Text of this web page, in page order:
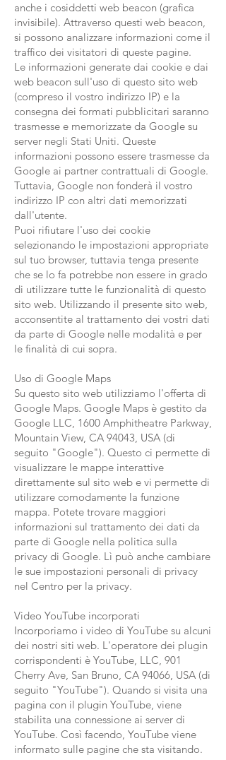
anche i cosiddetti web beacon (grafica
invisibile). Attraverso questi web beacon,
si possono analizzare informazioni come il
traffico dei visitatori di queste pagine.
Le informazioni generate dai cookie e dai
web beacon sull'uso di questo sito web
(compreso il vostro indirizzo IP) e la
consegna dei formati pubblicitari saranno
trasmesse e memorizzate da Google su
server negli Stati Uniti. Queste
informazioni possono essere trasmesse da
Google ai partner contrattuali di Google.
Tuttavia, Google non fonderà il vostro
indirizzo IP con altri dati memorizzati
dall'utente.
Puoi rifiutare l'uso dei cookie
selezionando le impostazioni appropriate
sul tuo browser, tuttavia tenga presente
che se lo fa potrebbe non essere in grado
di utilizzare tutte le funzionalità di questo
sito web. Utilizzando il presente sito web,
acconsentite al trattamento dei vostri dati
da parte di Google nelle modalità e per
le finalità di cui sopra.
Uso di Google Maps
Su questo sito web utilizziamo l'offerta di
Google Maps. Google Maps è gestito da
Google LLC, 1600 Amphitheatre Parkway,
Mountain View, CA 94043, USA (di
seguito "Google"). Questo ci permette di
visualizzare le mappe interattive
direttamente sul sito web e vi permette di
utilizzare comodamente la funzione
mappa. Potete trovare maggiori
informazioni sul trattamento dei dati da
parte di Google nella politica sulla
privacy di Google. Lì può anche cambiare
le sue impostazioni personali di privacy
nel Centro per la privacy.
Video YouTube incorporati
Incorporiamo i video di YouTube su alcuni
dei nostri siti web. L'operatore dei plugin
corrispondenti è YouTube, LLC, 901
Cherry Ave, San Bruno, CA 94066, USA (di
seguito "YouTube"). Quando si visita una
pagina con il plugin YouTube, viene
stabilita una connessione ai server di
YouTube. Così facendo, YouTube viene
informato sulle pagine che sta visitando.